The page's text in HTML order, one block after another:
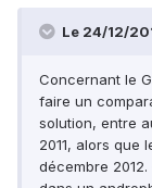
Le 24/12/
Concernant le
faire un
solution, entre
2011, alors que
décembre